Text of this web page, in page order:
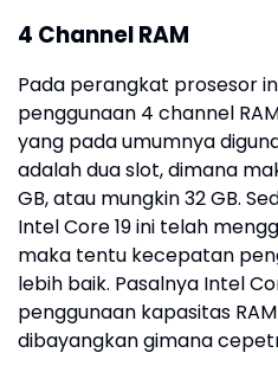
4 Channel RAM
Pada perangkat prosesor
penggunaan 4 channel
yang pada umumnya
adalah dua slot, dimana
GB, atau mungkin 32 GB.
Intel Core 19 ini telah
maka tentu kecepatan
lebih baik. Pasalnya Intel
penggunaan kapasitas RAM
dibayangkan gimana